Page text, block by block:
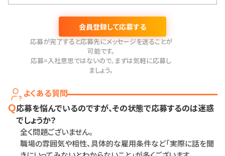
会員登録して応募する
応募が完了すると応募先にメッセージを送ることが
可能です。
応募=入社意思ではないので、まずは気軽に応募し
ましょう。
よくある質問
Q応募を悩んでいるのですが、その状態で応募するのは迷惑
でしょうか？
全く問題ございません。
職場の雰囲気や相性、具体的な雇用条件など「実際に話を聞